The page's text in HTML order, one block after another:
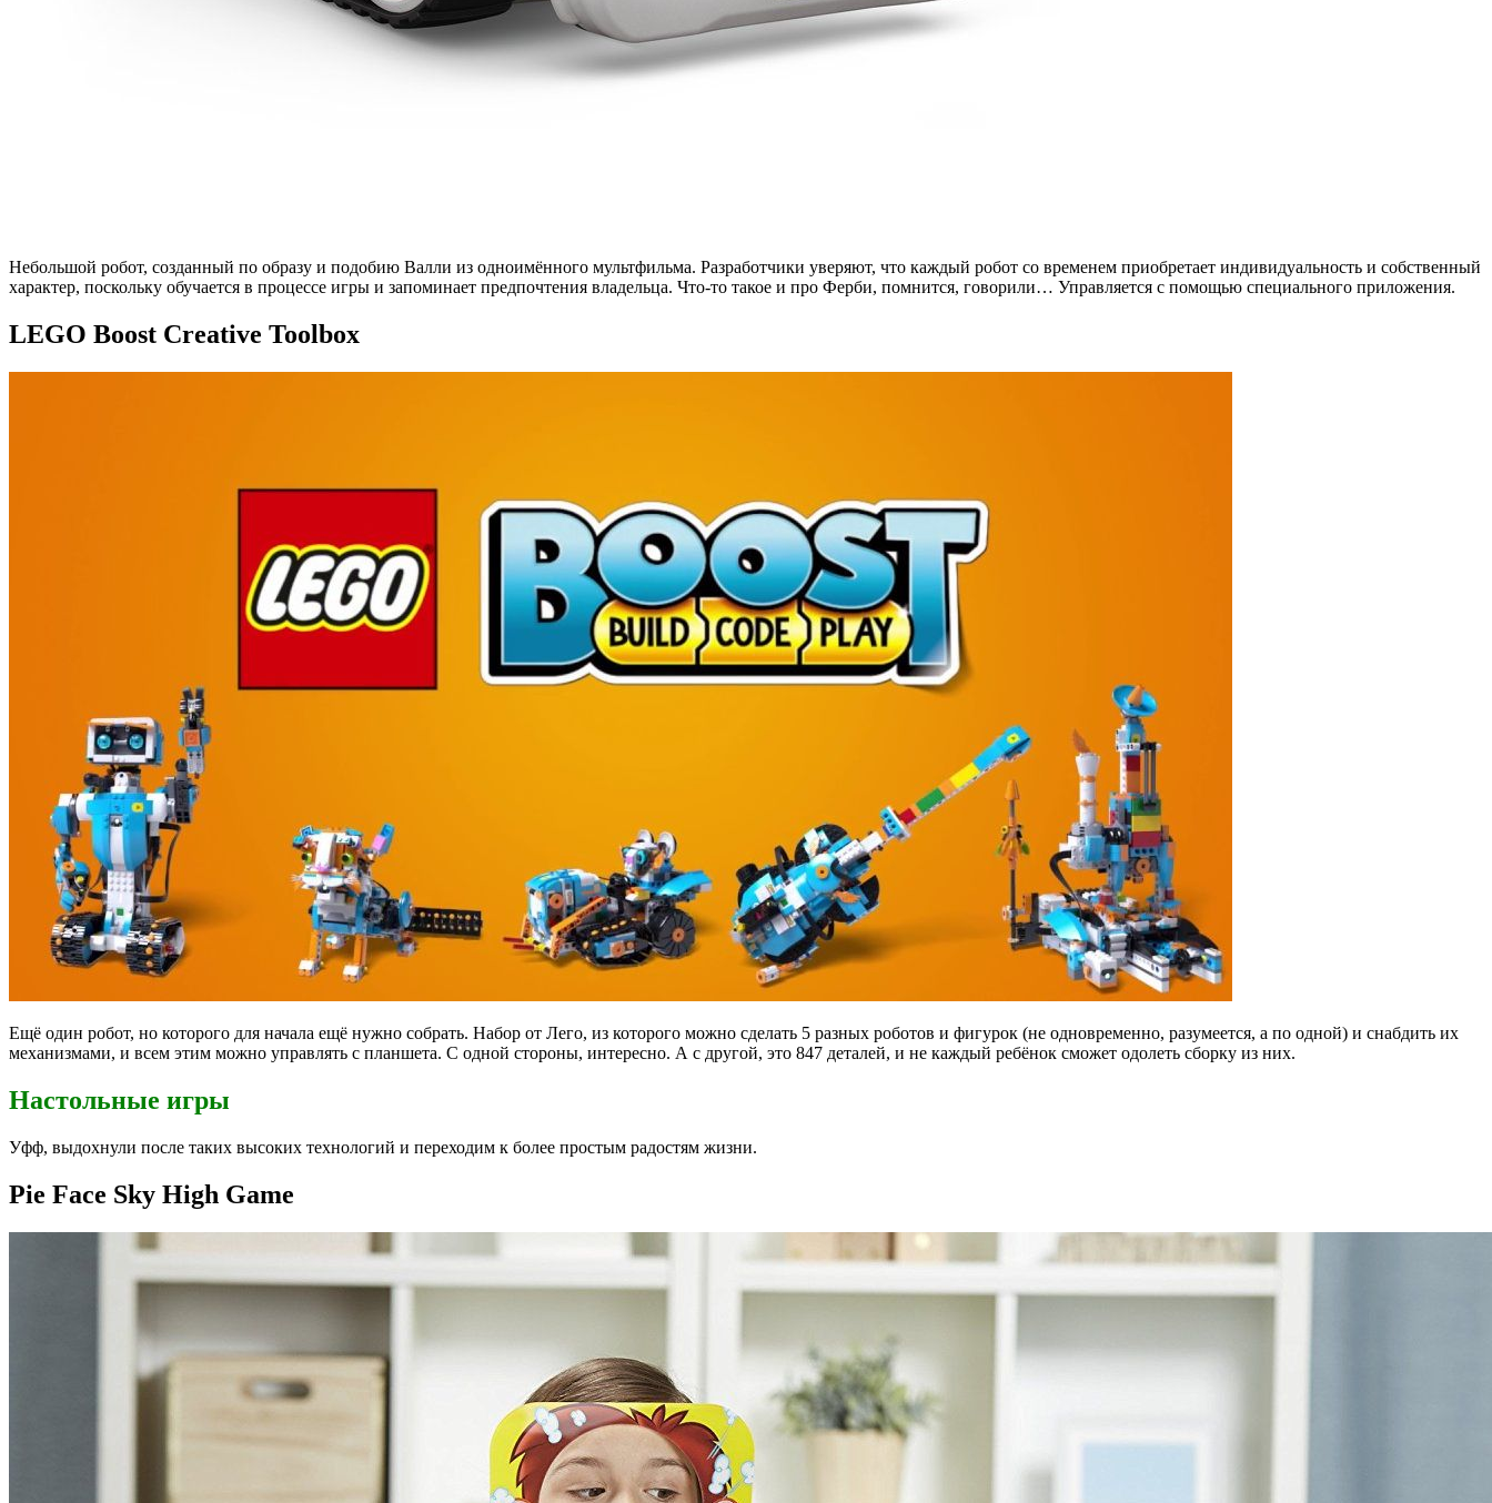
Небольшой робот, созданный по образу и подобию Валли из одноимённого мультфильма. Разработчики уверяют, что каждый робот со временем приобретает индивидуальность и собственный
характер, поскольку обучается в процессе игры и запоминает предпочтения владельца. Что-то такое и про Ферби, помнится, говорили… Управляется с помощью специального приложения.
LEGO Boost Creative Toolbox
Ещё один робот, но которого для начала ещё нужно собрать. Набор от Лего, из которого можно сделать 5 разных роботов и фигурок (не одновременно, разумеется, а по одной) и снабдить их
механизмами, и всем этим можно управлять с планшета. С одной стороны, интересно. А с другой, это 847 деталей, и не каждый ребёнок сможет одолеть сборку из них.
Настольные игры
Уфф, выдохнули после таких высоких технологий и переходим к более простым радостям жизни.
Pie Face Sky High Game